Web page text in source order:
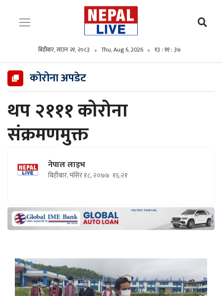
बिहीबार, साउन २१, २०८३ Thu, Aug 6, 2026 १३ : ११ : ३९
कोरोना अपडेट
थप २१११ कोरोना
संक्रमणमुक्त
नेपाल लाइभ
बिहीबार, मंसिर १८, २०७७ १६:२१